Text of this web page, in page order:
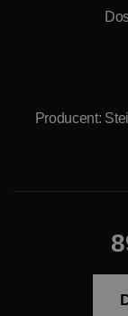
Producent: